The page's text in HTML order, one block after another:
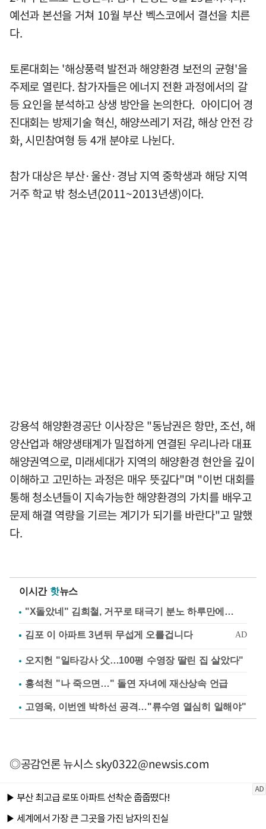
예선과 본선을 거쳐 10월 부산 벡스코에서 결선을 치른
다.
토론대회는 '해상풍력 발전과 해양환경 보전의 균형'을
주제로 열린다. 참가자들은 에너지 전환 과정에서의 갈
등 요인을 분석하고 상생 방안을 논의한다. 아이디어 경
진대회는 방제기술 혁신, 해양쓰레기 저감, 해상 안전 강
화, 시민참여형 등 4개 분야로 나뉜다.
참가 대상은 부산·울산·경남 지역 중학생과 해당 지역
거주 학교 밖 청소년(2011~2013년생)이다.
강용석 해양환경공단 이사장은 "동남권은 항만, 조선, 해
양산업과 해양생태계가 밀접하게 연결된 우리나라 대표
해양권역으로, 미래세대가 지역의 해양환경 현안을 깊이
이해하고 고민하는 과정은 매우 뜻깊다"며 "이번 대회를
통해 청소년들이 지속가능한 해양환경의 가치를 배우고
문제 해결 역량을 기르는 계기가 되기를 바란다"고 말했
다.
이시간 핫뉴스
"X돌았네" 김희철, 거꾸로 태극기 분노 하루만에…
오지헌 "일타강사 父…100평 수영장 딸린 집 살았다"
홍석천 "나 죽으면…" 돌연 자녀에 재산상속 언급
고영욱, 이번엔 박하선 공격…"류수영 열심히 일해야"
◎공감언론 뉴시스sky0322@newsis.com